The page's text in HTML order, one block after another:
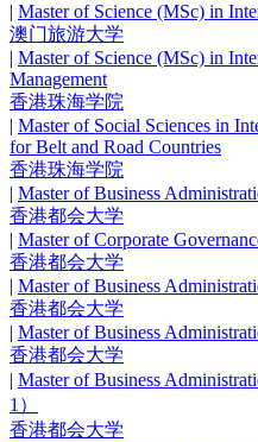
| Master of Science (MSc) in
澳门旅游大学
| Master of Science (MSc) in
Management
香港珠海学院
| Master of Social Sciences in
for Belt and Road Countries
香港珠海学院
| Master of Business
香港都会大学
| Master of Corporate
香港都会大学
| Master of Business
香港都会大学
| Master of Business
香港都会大学
| Master of Business
1）
香港都会大学